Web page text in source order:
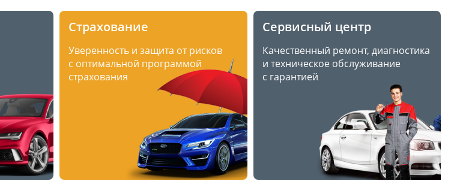
Страхование
Уверенность и защита от рисков
с оптимальной программой
страхования
Сервисный центр
Качественный ремонт, диагностика
и техническое обслуживание
с гарантией